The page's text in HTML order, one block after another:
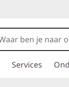
Services